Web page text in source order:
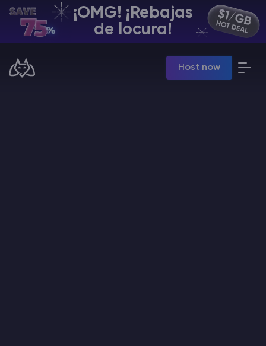
¡OMG! ¡Rebajas
de locura!
Host now
ES | USD
Manage your servers & payments